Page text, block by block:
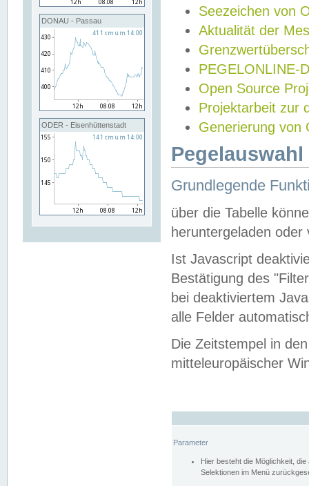
DONAU - Passau
ODER - Eisenhüttenstadt
Seezeichen von
Aktualität der
PEGELONLINE-
Open Source
Projektarbeit zur
Generierung von
Grundlegende
über die Tabelle
heruntergeladen oder
Ist Javascript
Bestätigung des
bei deaktiviertem
alle Felder
Die Zeitstempel in
mitteleuropäischer
Parameter
Hier besteht die Möglichkeit,
Selektionen im Menü